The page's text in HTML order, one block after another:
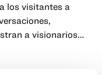
los visitantes a
a visionarios